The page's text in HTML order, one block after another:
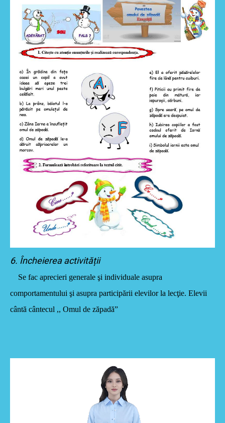
6. Încheierea activității
Se fac aprecieri generale şi individuale asupra
comportamentului şi asupra participării elevilor la lecţie. Elevii
cântă cântecul ,, Omul de zăpadă”